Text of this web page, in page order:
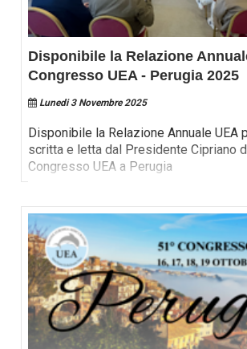
Disponibile la Relazione
Congresso UEA - Perugia 2025
Lunedi 3 Novembre 2025
Disponibile la Relazione Annuale UEA
scritta e letta dal Presidente Cipriano
Congresso UEA a Perugia